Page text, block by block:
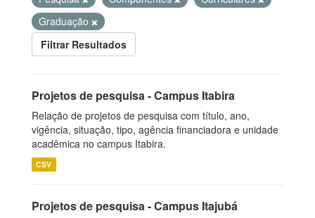
Graduação
Filtrar Resultados
Projetos de pesquisa - Campus Itabira
Relação de projetos de pesquisa com título, ano,
vigência, situação, tipo, agência financiadora e unidade
acadêmica no campus Itabira.
CSV
Projetos de pesquisa - Campus Itajubá